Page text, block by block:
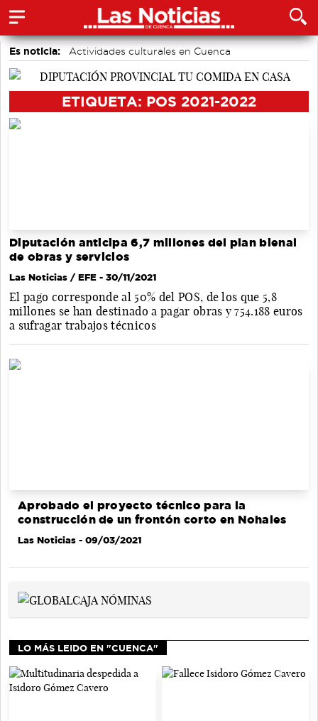
Es noticia:
Actividades culturales en Cuenca
Área de Deportes
ETIQUETA: POS 2021-2022
Diputación anticipa 6,7 millones del plan bienal
de obras y servicios
Las Noticias / EFE - 30/11/2021
El pago corresponde al 50% del POS, de los que 5,8
millones se han destinado a pagar obras y 754.188 euros
a sufragar trabajos técnicos
Aprobado el proyecto técnico para la
construcción de un frontón corto en Nohales
Las Noticias - 09/03/2021
LO MÁS LEIDO EN "CUENCA"